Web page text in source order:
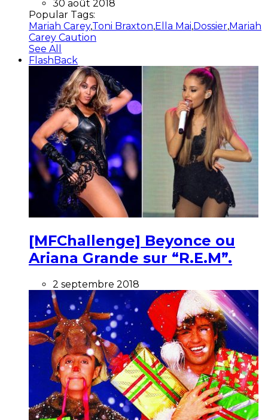
30 août 2018
Popular Tags:
Mariah Carey,Toni Braxton,Ella Mai,Dossier,Mariah
Carey Caution
See All
FlashBack
[MFChallenge] Beyonce ou
Ariana Grande sur “R.E.M”.
2 septembre 2018